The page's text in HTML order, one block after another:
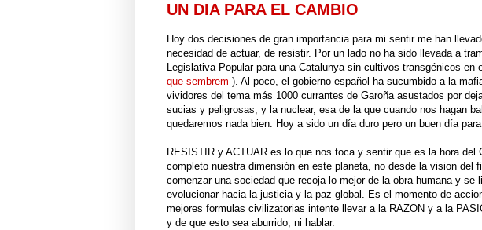
UN DIA PARA EL CAMBIO
Hoy dos decisiones de gran importancia para mi sentir me han
necesidad de actuar, de resistir. Por un lado no ha sido llevada a
Legislativa Popular para una Catalunya sin cultivos transgénicos en
que sembrem ). Al poco, el gobierno español ha sucumbido a la
vividores del tema más 1000 currantes de Garoña asustados por
sucias y peligrosas, y la nuclear, esa de la que cuando nos hagan
quedaremos nada bien. Hoy a sido un día duro pero un buen día
RESISTIR y ACTUAR es lo que nos toca y sentir que es la hora del
completo nuestra dimensión en este planeta, no desde la vision del
comenzar una sociedad que recoja lo mejor de la obra humana y se
evolucionar hacia la justicia y la paz global. Es el momento de
mejores formulas civilizatorias intente llevar a la RAZON y a la
y de que esto sea aburrido, ni hablar.